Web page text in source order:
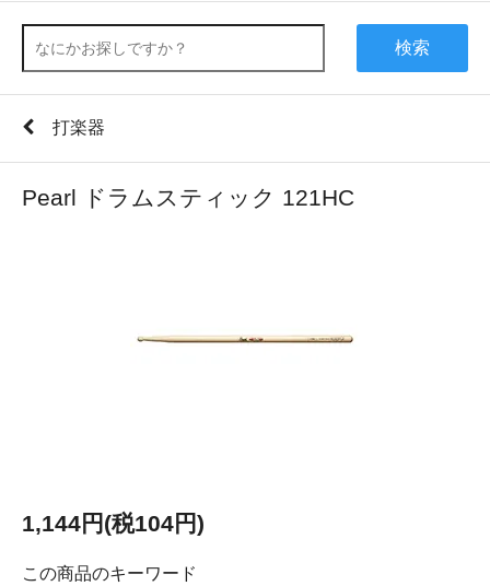
検索
打楽器
Pearl ドラムスティック 121HC
1,144円(税104円)
この商品のキーワード